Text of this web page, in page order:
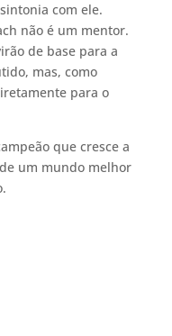
com ele.
não é um mentor.
de base para a
mas, como
para o
que cresce a
um mundo melhor